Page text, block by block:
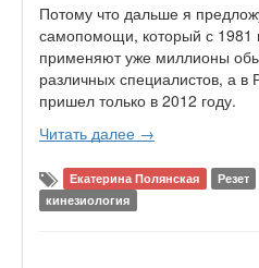
Потому что дальше я
самопомощи, который с 1981
применяют уже миллионы
различных специалистов, а в
пришел только в 2012 году.
Читать далее →
Екатерина Полянская Резет
кинезиология